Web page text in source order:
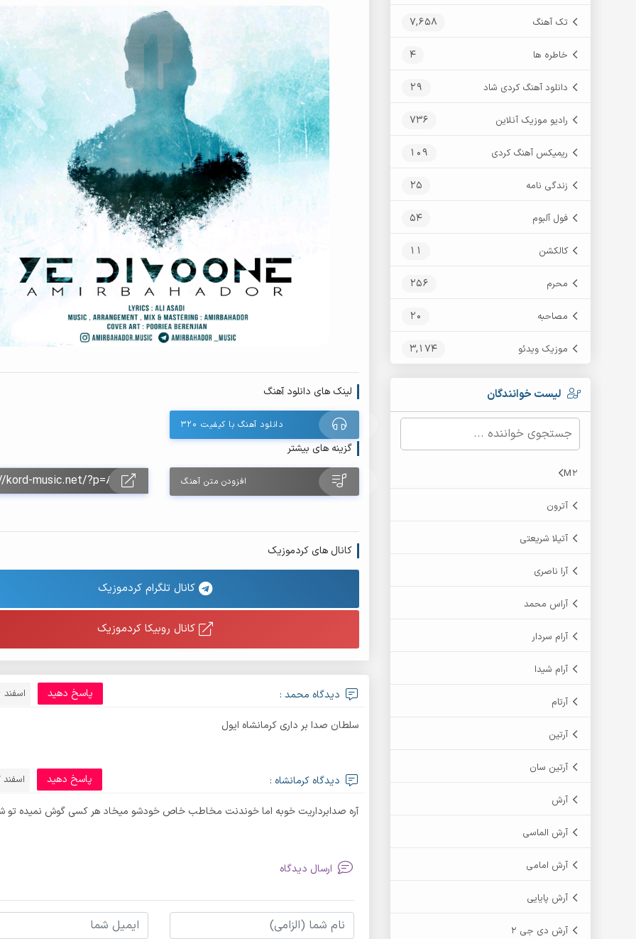
تک آهنگ 7,658
خاطره ها 4
دانلود آهنگ کردی شاد 29
رادیو موزیک آنلاین 736
ریمیکس آهنگ کردی 109
زندگی نامه 25
فول آلبوم 54
کالکشن 11
محرم 256
مصاحبه 20
موزیک ویدئو 3,174
لیست خوانندگان
M2
آترون
آتیلا شریعتی
آرا ناصری
آراس محمد
آرام سردار
آرام شیدا
آرتام
آرتین
آرتین سان
آرش
آرش الماسی
آرش امامی
آرش پایایی
آرش دی جی 2
لینک های دانلود آهنگ
دانلود آهنگ با کیفیت ۳۲۰
گزینه های بیشتر
افزودن متن آهنگ
کانال های کردموزیک
کانال تلگرام کردموزیک
کانال روبیکا کردموزیک
دیدگاه محمد : اسفند 26, 1395 پاسخ دهید
سلطان صدا بر داری کرمانشاه ایول
دیدگاه کرمانشاه : اسفند 27, 1395 پاسخ دهید
آره صدابرداریت خوبه اما خوندنت مخاطب خاص خودشو میخاد هر کسی گوش نمیده تو
ارسال دیدگاه